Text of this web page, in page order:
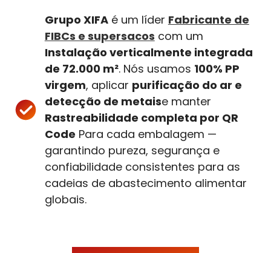
Grupo XIFAé um líder Fabricante de
FIBCs e supersacos com um
Instalação verticalmente integrada
de 72.000 m². Nós usamos 100% PP
virgem, aplicar purificação do ar e
detecção de metaise manter
Rastreabilidade completa por QR
Code Para cada embalagem —
garantindo pureza, segurança e
confiabilidade consistentes para as
cadeias de abastecimento alimentar
globais.